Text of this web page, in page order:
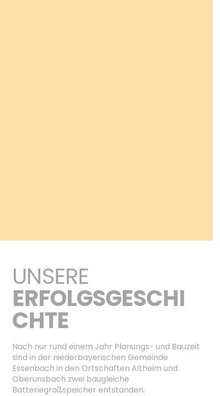
UNSERE
ERFOLGSGESCHI
CHTE
Nach nur rund einem Jahr Planungs- und Bauzeit
sind in der niederbayerischen Gemeinde
Essenbach in den Ortschaften Altheim und
Oberunsbach zwei baugleiche
Batteriegroßspeicher entstanden.